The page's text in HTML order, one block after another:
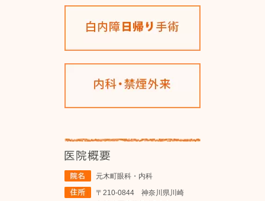
元木町眼科・内科
〒210-0844 神奈川県川崎